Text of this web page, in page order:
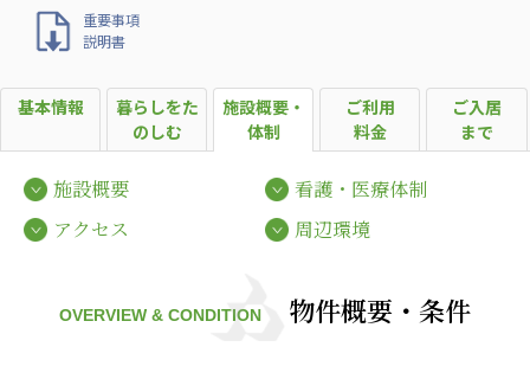
社会福祉法人 福ふく
社会福祉法人 心の会
心の会
医療（共に生きる仲間達）
医療法人社団 美翔会
S-Labo（渋谷院）
重要事項
説明書
基本情報
暮らしをた
のしむ
施設概要・
体制
ご利用
料金
ご入居
まで
施設概要
看護・医療体制
アクセス
周辺環境
OVERVIEW & CONDITION 物件概要・条件